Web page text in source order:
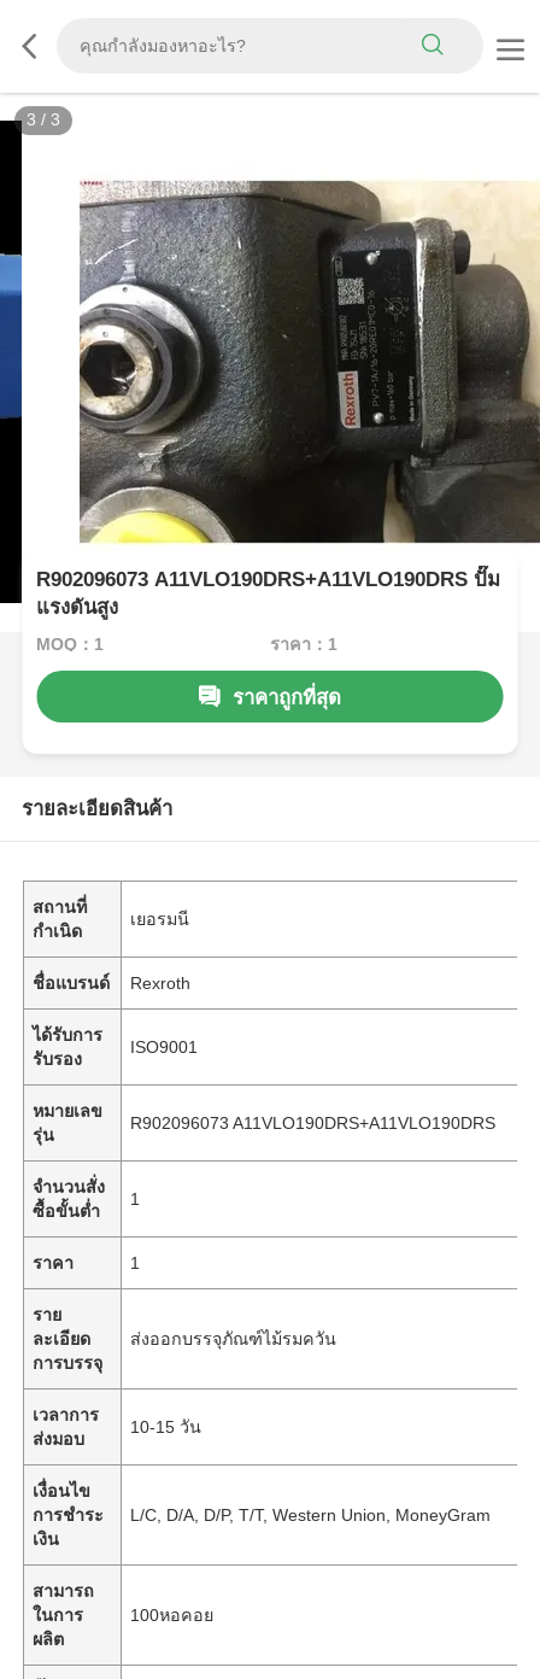
3 / 3
R902096073 A11VLO190DRS+A11VLO190DRS ปั๊ม
แรงดันสูง
MOQ：1 ราคา：1
ราคาถูกที่สุด
รายละเอียดสินค้า
สถานที่
กำเนิด
เยอรมนี
ชื่อแบรนด์ Rexroth
ได้รับการ
รับรอง
ISO9001
หมายเลข
รุ่น
R902096073 A11VLO190DRS+A11VLO190DRS
จำนวนสั่ง
ซื้อขั้นต่ำ
1
ราคา 1
ราย
ละเอียด
การบรรจุ
ส่งออกบรรจุภัณฑ์ไม้รมควัน
เวลาการ
ส่งมอบ
10-15 วัน
เงื่อนไข
การชำระ
เงิน
L/C, D/A, D/P, T/T, Western Union, MoneyGram
สามารถ
ในการ
ผลิต
100หอคอย